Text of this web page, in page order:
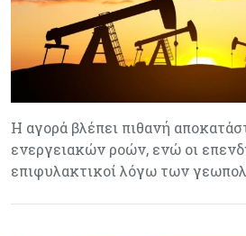
Η αγορά βλέπει πιθανή
ενεργειακών ροών, ενώ οι
επιφυλακτικοί λόγω των